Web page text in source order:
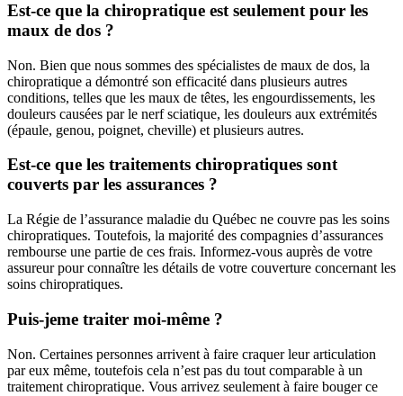
Est-ce que la chiropratique est seulement pour les
maux de dos ?
Non. Bien que nous sommes des spécialistes de maux de dos, la
chiropratique a démontré son efficacité dans plusieurs autres
conditions, telles que les maux de têtes, les engourdissements, les
douleurs causées par le nerf sciatique, les douleurs aux extrémités
(épaule, genou, poignet, cheville) et plusieurs autres.
Est-ce que les traitements chiropratiques sont
couverts par les assurances ?
La Régie de l’assurance maladie du Québec ne couvre pas les soins
chiropratiques. Toutefois, la majorité des compagnies d’assurances
rembourse une partie de ces frais. Informez-vous auprès de votre
assureur pour connaître les détails de votre couverture concernant les
soins chiropratiques.
Puis-jeme traiter moi-même ?
Non. Certaines personnes arrivent à faire craquer leur articulation
par eux même, toutefois cela n’est pas du tout comparable à un
traitement chiropratique. Vous arrivez seulement à faire bouger ce